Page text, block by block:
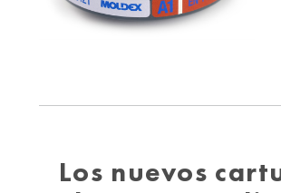
Los nuevos